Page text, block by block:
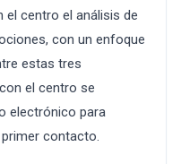
el centro el análisis de
con un enfoque
estas tres
el centro se
electrónico para
contacto.